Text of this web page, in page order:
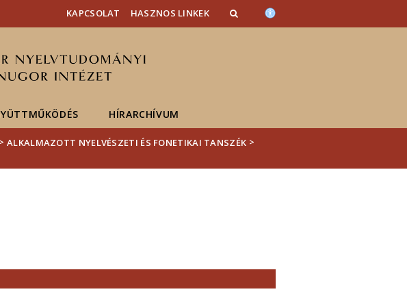
KAPCSOLAT HASZNOS LINKEK
HÍRARCHÍVUM
>ALKALMAZOTT NYELVÉSZETI ÉS FONETIKAI TANSZÉK >